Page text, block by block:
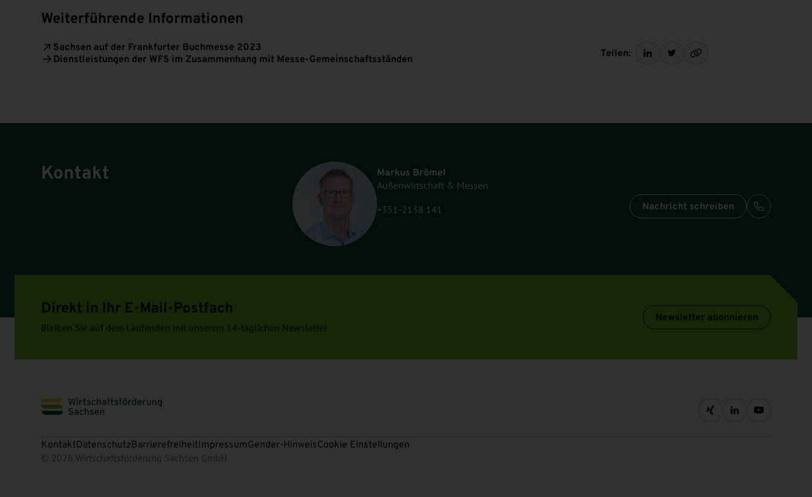
Weiterführende Informationen
Sachsen auf der Frankfurter Buchmesse 2023
Dienstleistungen der WFS im Zusammenhang mit Messe-Gemeinschaftsständen
Teilen:
Kontakt Markus Brömel
Außenwirtschaft & Messen
+351-2138 141 Nachricht schreiben Anrufen:
Direkt in Ihr E-Mail-Postfach
Bleiben Sie auf dem Laufenden mit unserem 14-täglichen Newsletter
Newsletter abonnieren
KontaktDatenschutzBarrierefreiheitImpressumGender-HinweisCookie Einstellungen
© 2026 Wirtschaftsförderung Sachsen GmbH